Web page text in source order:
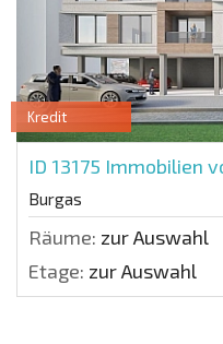
Kredit
ID 13175 Immobilien
Burgas
Räume: zur Auswahl
Etage: zur Auswahl